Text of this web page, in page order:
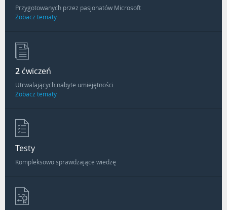
Przygotowanych przez pasjonatów Microsoft
Zobacz tematy
2 ćwiczeń
Utrwalających nabyte umiejętności
Zobacz tematy
Testy
Kompleksowo sprawdzające wiedzę